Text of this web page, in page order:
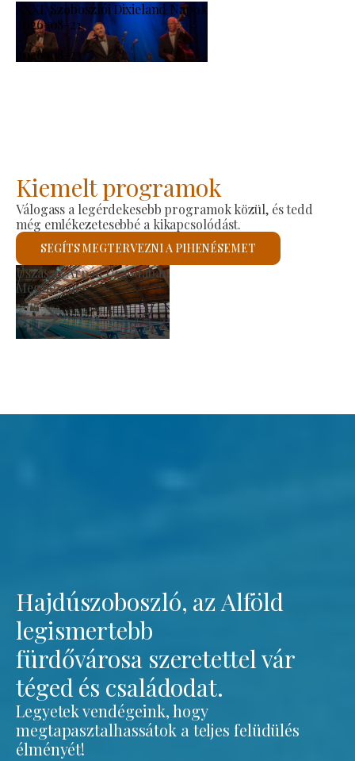
XXXI. Szoboszlói Dixieland Napok
2026-08-21
-
2026-08-23
Kiemelt programok
Válogass a legérdekesebb programok közül, és tedd
még emlékezetesebbé a kikapcsolódást.
SEGÍTS MEGTERVEZNI A PIHENÉSEMET
Hajdúszoboszló, az Alföld
legismertebb
fürdővárosa szeretettel vár
téged és családodat.
Legyetek vendégeink, hogy
megtapasztalhassátok a teljes felüdülés
élményét!